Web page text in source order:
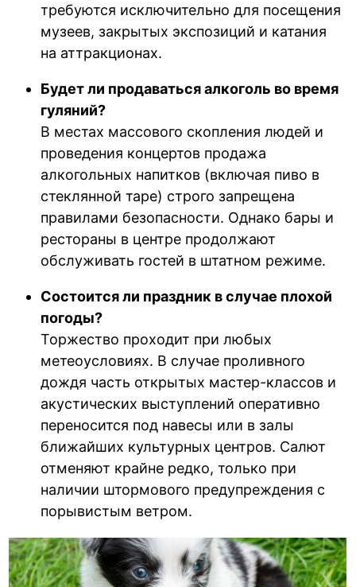
требуются исключительно для посещения
музеев, закрытых экспозиций и катания
на аттракционах.
Будет ли продаваться алкоголь во время
гуляний?
В местах массового скопления людей и
проведения концертов продажа
алкогольных напитков (включая пиво в
стеклянной таре) строго запрещена
правилами безопасности. Однако бары и
рестораны в центре продолжают
обслуживать гостей в штатном режиме.
Состоится ли праздник в случае плохой
погоды?
Торжество проходит при любых
метеоусловиях. В случае проливного
дождя часть открытых мастер-классов и
акустических выступлений оперативно
переносится под навесы или в залы
ближайших культурных центров. Салют
отменяют крайне редко, только при
наличии штормового предупреждения с
порывистым ветром.